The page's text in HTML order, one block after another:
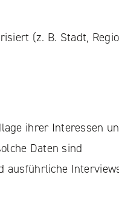
(z. B. Stadt,
ihrer Interessen
Daten sind
ausführliche